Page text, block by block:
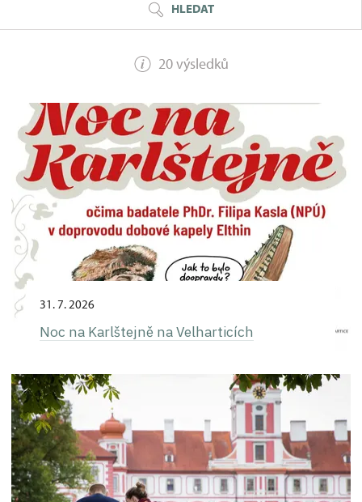
HLEDAT
20 výsledků
31. 7. 2026
Noc na Karlštejně na Velharticích